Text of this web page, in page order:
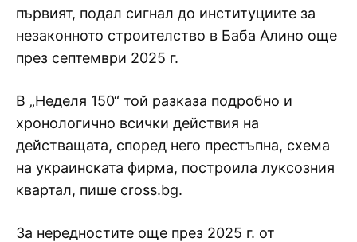
първият, подал сигнал до институциите за
незаконното строителство в Баба Алино още
през септември 2025 г.
В „Неделя 150“ той разказа подробно и
хронологично всички действия на
действащата, според него престъпна, схема
на украинската фирма, построила луксозния
квартал, пише cross.bg.
За нередностите още през 2025 г. от